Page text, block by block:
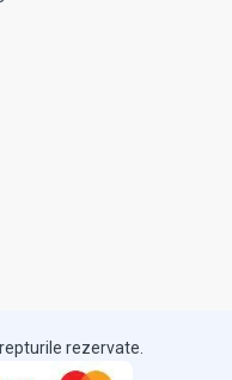
rezervate.